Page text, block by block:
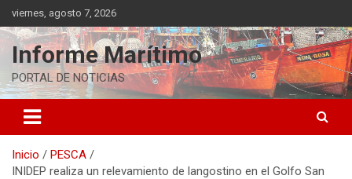
Saltar
al
contenido
viernes, agosto 7, 2026
Informe Marítimo
PORTAL DE NOTICIAS
Inicio
PESCA
INIDEP realiza un relevamiento de langostino en el Golfo San